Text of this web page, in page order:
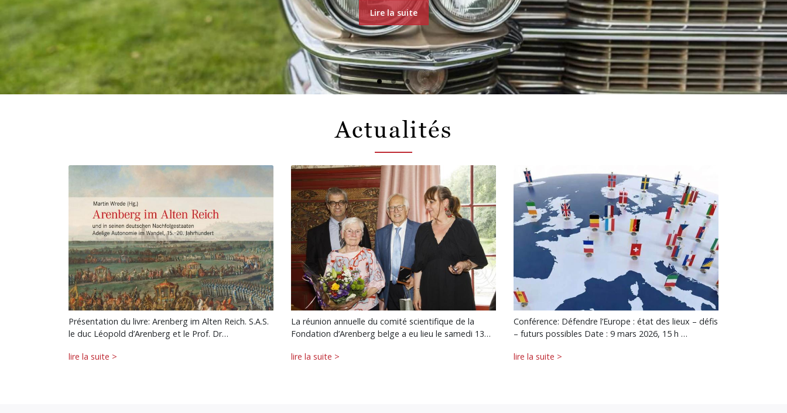
Lire la suite
Actualités
Présentation du livre: Arenberg im Alten Reich. S.A.S.
le duc Léopold d’Arenberg et le Prof. Dr…
lire la suite >
La réunion annuelle du comité scientifique de la
Fondation d’Arenberg belge a eu lieu le samedi 13…
lire la suite >
Conférence: Défendre l’Europe : état des lieux – défis
– futurs possibles Date : 9 mars 2026, 15 h …
lire la suite >